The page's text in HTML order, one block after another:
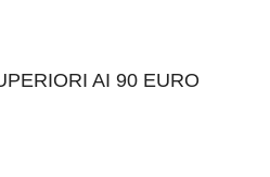
AI 90 EURO